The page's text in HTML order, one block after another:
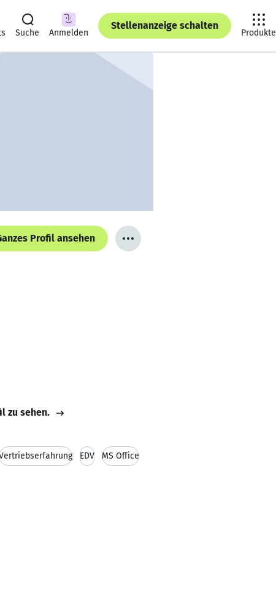
Suche Anmelden
Stellenanzeige schalten
Produkte
Profil ansehen
zu sehen.
EDV MS Office